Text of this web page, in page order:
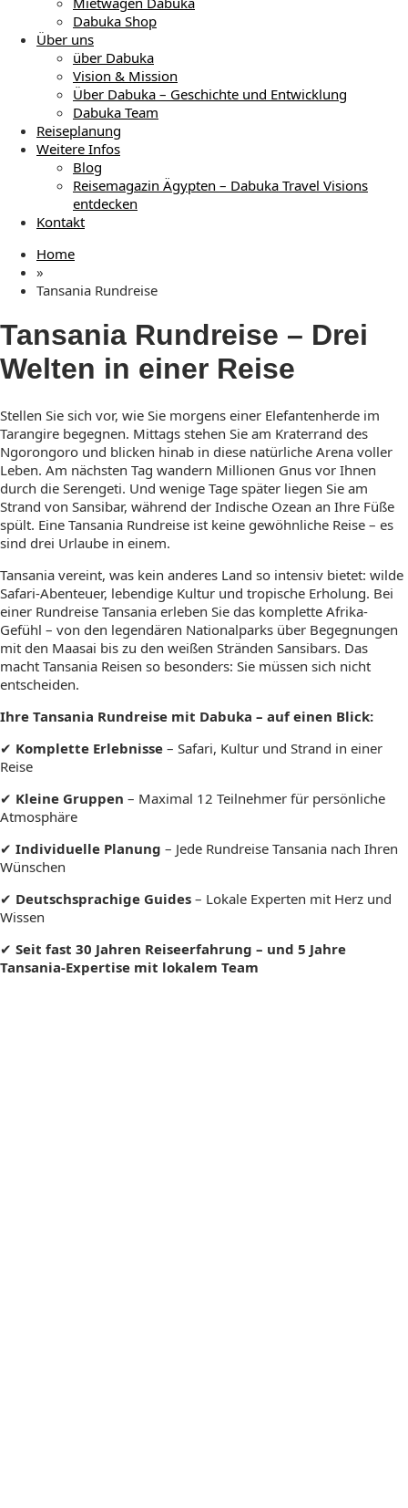
Dabuka Shop
Über uns
über Dabuka
Vision & Mission
Über Dabuka – Geschichte und Entwicklung
Dabuka Team
Reiseplanung
Weitere Infos
Blog
Reisemagazin Ägypten – Dabuka Travel Visions
entdecken
Kontakt
Home
»
Tansania Rundreise
Tansania Rundreise – Drei
Welten in einer Reise
Stellen Sie sich vor, wie Sie morgens einer Elefantenherde im
Tarangire begegnen. Mittags stehen Sie am Kraterrand des
Ngorongoro und blicken hinab in diese natürliche Arena voller
Leben. Am nächsten Tag wandern Millionen Gnus vor Ihnen
durch die Serengeti. Und wenige Tage später liegen Sie am
Strand von Sansibar, während der Indische Ozean an Ihre Füße
spült. Eine Tansania Rundreise ist keine gewöhnliche Reise – es
sind drei Urlaube in einem.
Tansania vereint, was kein anderes Land so intensiv bietet: wilde
Safari-Abenteuer, lebendige Kultur und tropische Erholung. Bei
einer Rundreise Tansania erleben Sie das komplette Afrika-
Gefühl – von den legendären Nationalparks über Begegnungen
mit den Maasai bis zu den weißen Stränden Sansibars. Das
macht Tansania Reisen so besonders: Sie müssen sich nicht
entscheiden.
Ihre Tansania Rundreise mit Dabuka – auf einen Blick:
✔ Komplette Erlebnisse – Safari, Kultur und Strand in einer
Reise
✔ Kleine Gruppen – Maximal 12 Teilnehmer für persönliche
Atmosphäre
✔ Individuelle Planung – Jede Rundreise Tansania nach Ihren
Wünschen
✔ Deutschsprachige Guides – Lokale Experten mit Herz und
Wissen
✔ Seit fast 30 Jahren Reiseerfahrung – und 5 Jahre
Tansania-Expertise mit lokalem Team